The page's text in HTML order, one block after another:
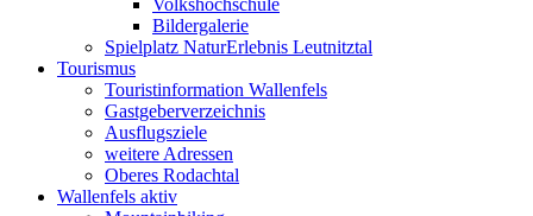
Volkshochschule
Bildergalerie
Spielplatz NaturErlebnis Leutnitztal
Tourismus
Touristinformation Wallenfels
Gastgeberverzeichnis
Ausflugsziele
weitere Adressen
Oberes Rodachtal
Wallenfels aktiv